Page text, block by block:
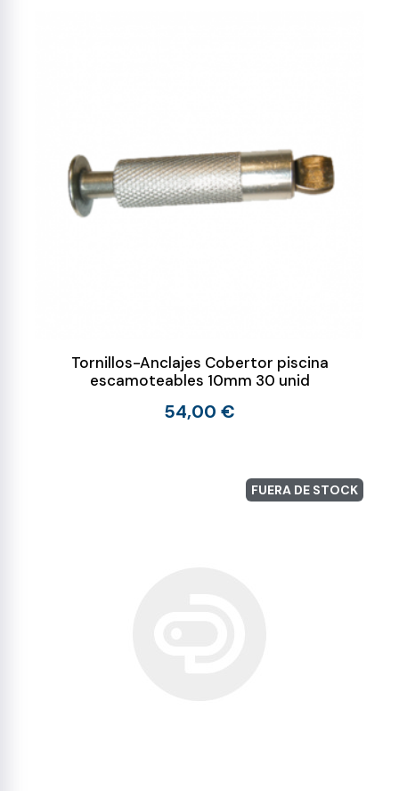
Tornillos-Anclajes Cobertor piscina
escamoteables 10mm 30 unid
54,00 €
FUERA DE STOCK